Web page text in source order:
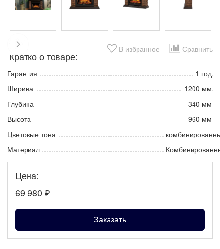
В избранное Сравнить
Кратко о товаре:
Гарантия
1 год
Ширина
1200 мм
Глубина
340 мм
Высота
960 мм
Цветовые тона
Материал
Цена:
69 980 ₽
Заказать